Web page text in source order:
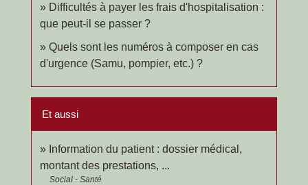
Difficultés à payer les frais d'hospitalisation :
que peut-il se passer ?
Quels sont les numéros à composer en cas
d'urgence (Samu, pompier, etc.) ?
Et aussi
Information du patient : dossier médical,
montant des prestations, ...
Social - Santé